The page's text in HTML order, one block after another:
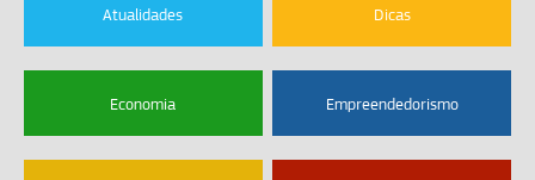
Atualidades Dicas
Economia Empreendedorismo